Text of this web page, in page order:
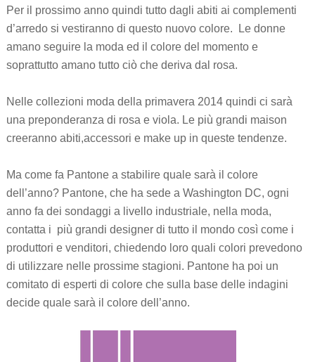
Per il prossimo anno quindi tutto dagli abiti ai complementi
d’arredo si vestiranno di questo nuovo colore. Le donne
amano seguire la moda ed il colore del momento e
soprattutto amano tutto ciò che deriva dal rosa.
Nelle collezioni moda della primavera 2014 quindi ci sarà
una preponderanza di rosa e viola. Le più grandi maison
creeranno abiti,accessori e make up in queste tendenze.
Ma come fa Pantone a stabilire quale sarà il colore
dell’anno? Pantone, che ha sede a Washington DC, ogni
anno fa dei sondaggi a livello industriale, nella moda,
contatta i più grandi designer di tutto il mondo così come i
produttori e venditori, chiedendo loro quali colori prevedono
di utilizzare nelle prossime stagioni. Pantone ha poi un
comitato di esperti di colore che sulla base delle indagini
decide quale sarà il colore dell’anno.